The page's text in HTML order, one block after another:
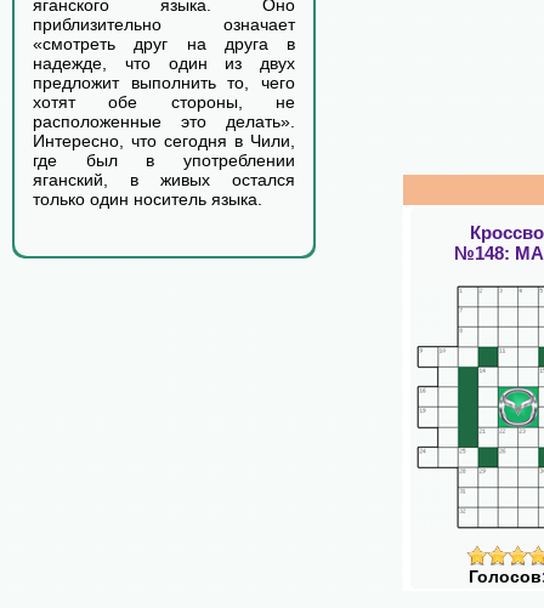
яганского языка. Оно
приблизительно означает
«смотреть друг на друга в
надежде, что один из двух
предложит выполнить то, чего
хотят обе стороны, не
расположенные это делать».
Интересно, что сегодня в Чили,
где был в употреблении
яганский, в живых остался
только один носитель языка.
№148: